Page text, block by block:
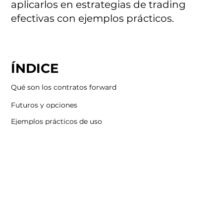
ÍNDICE
Qué son los contratos forward
Futuros y opciones
Ejemplos prácticos de uso
aplicarlos en estrategias de trading
efectivas con ejemplos prácticos.